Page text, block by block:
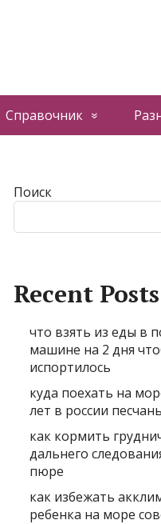
Справочник
Поиск
Recent Posts
что взять из еды в
машине на 2 дня
испортилось
куда поехать на
лет в россии
как кормить
дальнего
пюре
как избежать
ребенка на море